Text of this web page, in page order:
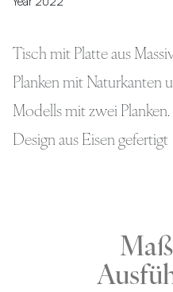
Tisch mit Platte aus
Planken mit Naturkanten
Modells mit zwei
Design aus Eisen gefertigt